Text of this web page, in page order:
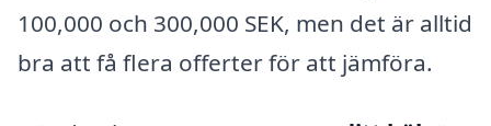
100,000 och 300,000 SEK, men det är alltid
bra att få flera offerter för att jämföra.